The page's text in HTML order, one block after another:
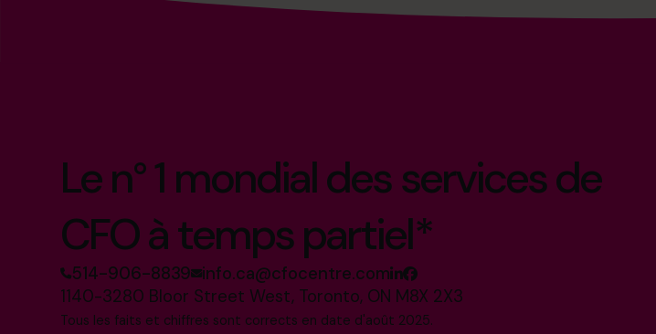
Le n° 1 mondial des services de
CFO à temps partiel*
514-906-8839 info.ca@cfocentre.com
1140-3280 Bloor Street West, Toronto, ON M8X 2X3
Tous les faits et chiffres sont corrects en date d'août 2025.